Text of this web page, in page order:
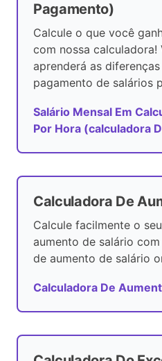
Pagamento)
Calcule o que você
com nossa calculadora!
aprenderá as
pagamento de salários
Salário Mensal Em
Por Hora (calculadora
Calculadora De
Calcule facilmente o
aumento de salário
de aumento de salário
Calculadora De